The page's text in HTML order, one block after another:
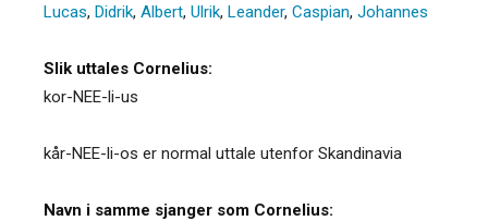
Lucas, Didrik, Albert, Ulrik, Leander, Caspian, Johannes
Slik uttales Cornelius:
kor-NEE-li-us
kår-NEE-li-os er normal uttale utenfor Skandinavia
Navn i samme sjanger som Cornelius: